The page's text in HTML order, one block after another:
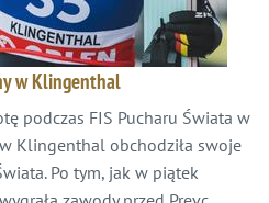
w Klingenthal
podczas FIS Pucharu Świata w
Klingenthal obchodziła swoje
Po tym, jak w piątek